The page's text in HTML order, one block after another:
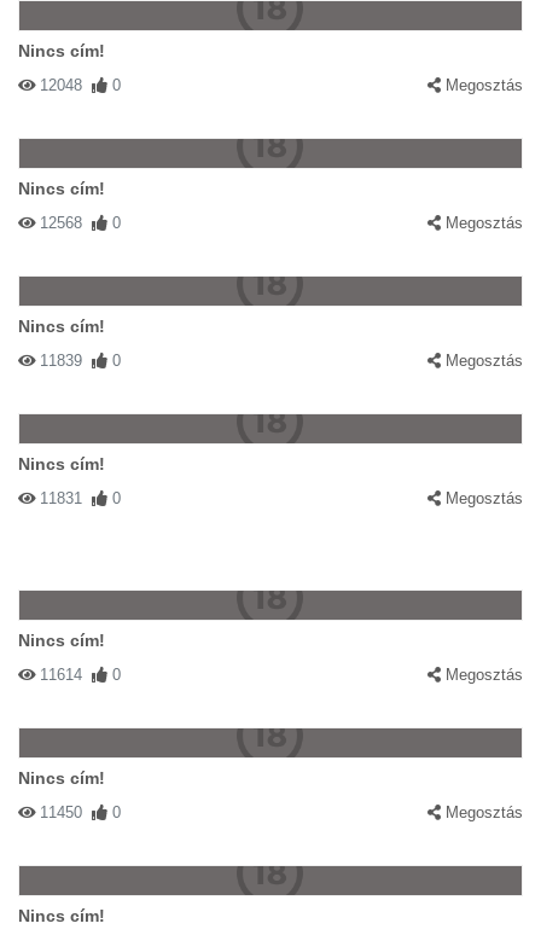
Nincs cím!
12048 0 Megosztás
Nincs cím!
12568 0 Megosztás
Nincs cím!
11839 0 Megosztás
Nincs cím!
11831 0 Megosztás
Nincs cím!
11614 0 Megosztás
Nincs cím!
11450 0 Megosztás
Nincs cím!